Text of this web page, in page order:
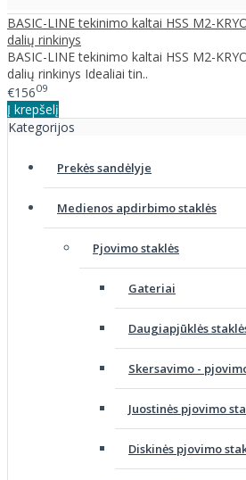
BASIC-LINE tekinimo kaltai HSS M2-
dalių rinkinys
BASIC-LINE tekinimo kaltai HSS M2-
dalių rinkinys Idealiai tin..
€15609
Į krepšelį
Kategorijos
Prekės sandėlyje
Medienos apdirbimo staklės
Pjovimo staklės
Gateriai
Daugiapjūklės
Skersavimo -
Juostinės pjovimo
Diskinės pjovimo